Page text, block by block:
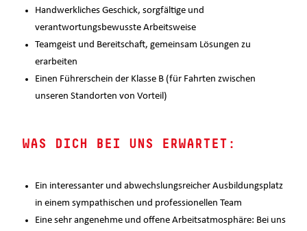
Handwerkliches Geschick, sorgfältige und
verantwortungsbewusste Arbeitsweise
Teamgeist und Bereitschaft, gemeinsam Lösungen zu
erarbeiten
Einen Führerschein der Klasse B (für Fahrten zwischen
unseren Standorten von Vorteil)
WAS DICH BEI UNS ERWARTET:
Ein interessanter und abwechslungsreicher Ausbildungsplatz
in einem sympathischen und professionellen Team
Eine sehr angenehme und offene Arbeitsatmosphäre: Bei uns